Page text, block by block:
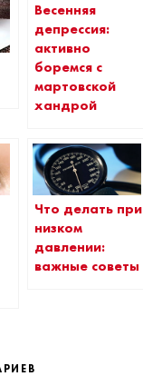
Весенняя
депрессия:
активно
боремся с
мартовской
хандрой
Что делать при
низком
давлении:
важные советы